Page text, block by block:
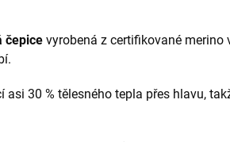
čepice vyrobená z certifikované
asi 30 % tělesného tepla přes hlavu,